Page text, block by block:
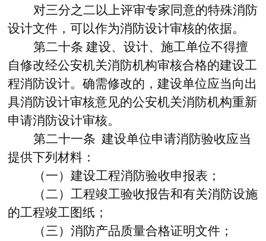
对三分之二以上评审专家同意的特殊消防
设计文件，可以作为消防设计审核的依据。
第二十条 建设、设计、施工单位不得擅
自修改经公安机关消防机构审核合格的建设工
程消防设计。确需修改的，建设单位应当向出
具消防设计审核意见的公安机关消防机构重新
申请消防设计审核。
第二十一条 建设单位申请消防验收应当
提供下列材料：
（一）建设工程消防验收申报表；
（二）工程竣工验收报告和有关消防设施
的工程竣工图纸；
（三）消防产品质量合格证明文件；